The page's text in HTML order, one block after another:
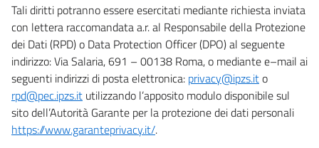
Tali diritti potranno essere esercitati mediante richiesta inviata
con lettera raccomandata a.r. al Responsabile della Protezione
dei Dati (RPD) o Data Protection Officer (DPO) al seguente
indirizzo: Via Salaria, 691 – 00138 Roma, o mediante e–mail ai
seguenti indirizzi di posta elettronica: privacy@ipzs.ito
rpd@pec.ipzs.it utilizzando l’apposito modulo disponibile sul
sito dell’Autorità Garante per la protezione dei dati personali
https://www.garanteprivacy.it/.